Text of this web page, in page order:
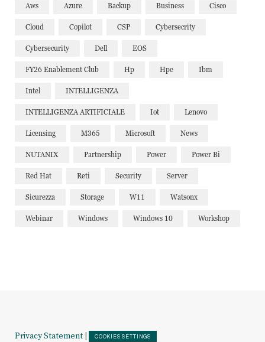
Aws Azure Backup Business Cisco
Cloud Copilot CSP Cybersecrity
Cybersecurity Dell EOS
FY26 Enablement Club Hp Hpe Ibm
Intel INTELLIGENZA
INTELLIGENZA ARTIFICIALE Iot Lenovo
Licensing M365 Microsoft News
NUTANIX Partnership Power Power Bi
Red Hat Reti Security Server
Sicurezza Storage W11 Watsonx
Webinar Windows Windows 10 Workshop
Privacy Statement COOKIES SETTINGS